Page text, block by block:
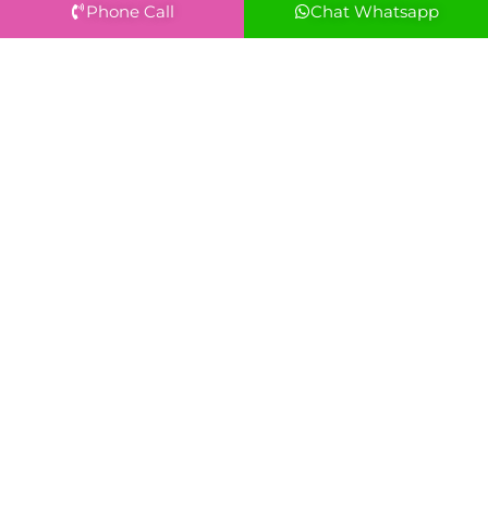
Phone Call Chat Whatsapp